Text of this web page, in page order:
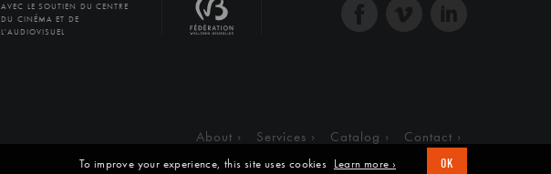
AVEC LE SOUTIEN DU CENTRE
DU CINÉMA ET DE
L'AUDIOVISUEL
About Services Catalog Contact
To improve your experience, this site uses cookies Learn more › OK